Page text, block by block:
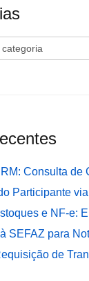
Consulta de
Participante via
e NF-e:
SEFAZ para
de